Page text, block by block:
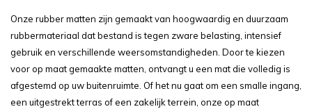
Onze rubber matten zijn gemaakt van hoogwaardig en duurzaam
rubbermateriaal dat bestand is tegen zware belasting, intensief
gebruik en verschillende weersomstandigheden. Door te kiezen
voor op maat gemaakte matten, ontvangt u een mat die volledig is
afgestemd op uw buitenruimte. Of het nu gaat om een smalle ingang,
een uitgestrekt terras of een zakelijk terrein, onze op maat